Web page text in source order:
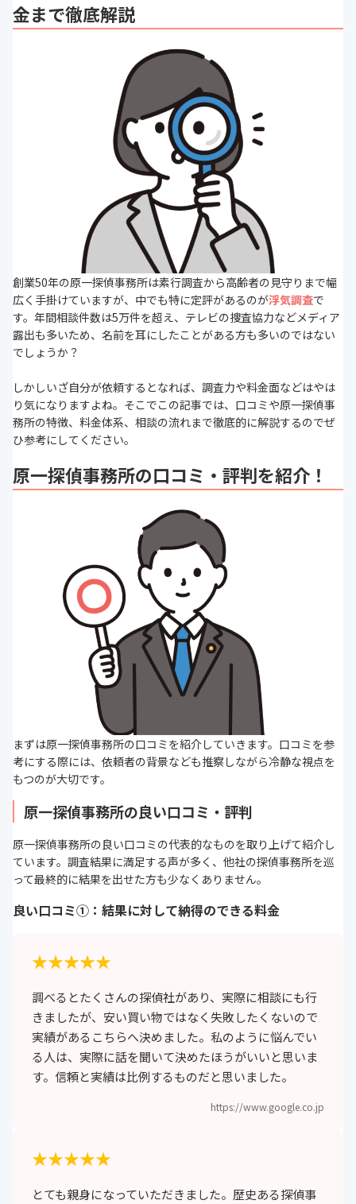
金まで徹底解説
創業50年の原一探偵事務所は素行調査から高齢者の見守りまで幅
広く手掛けていますが、中でも特に定評があるのが浮気調査で
す。年間相談件数は5万件を超え、テレビの捜査協力などメディア
露出も多いため、名前を耳にしたことがある方も多いのではない
でしょうか？
しかしいざ自分が依頼するとなれば、調査力や料金面などはやは
り気になりますよね。そこでこの記事では、口コミや原一探偵事
務所の特徴、料金体系、相談の流れまで徹底的に解説するのでぜ
ひ参考にしてください。
原一探偵事務所の口コミ・評判を紹介！
まずは原一探偵事務所の口コミを紹介していきます。口コミを参
考にする際には、依頼者の背景なども推察しながら冷静な視点を
もつのが大切です。
原一探偵事務所の良い口コミ・評判
原一探偵事務所の良い口コミの代表的なものを取り上げて紹介し
ています。調査結果に満足する声が多く、他社の探偵事務所を巡
って最終的に結果を出せた方も少なくありません。
良い口コミ①：結果に対して納得のできる料金
★★★★★
調べるとたくさんの探偵社があり、実際に相談にも行
きましたが、安い買い物ではなく失敗したくないので
実績があるこちらへ決めました。私のように悩んでい
る人は、実際に話を聞いて決めたほうがいいと思いま
す。信頼と実績は比例するものだと思いました。
https://www.google.co.jp
★★★★★
とても親身になっていただきました。歴史ある探偵事